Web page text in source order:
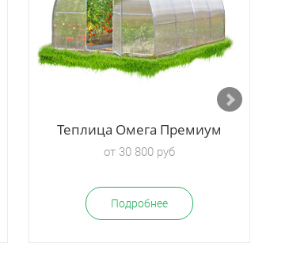
Теплица Омега Премиум
от 30 800 руб
Подробнее